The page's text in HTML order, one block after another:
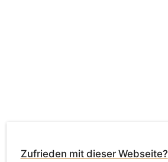
Zufrieden mit dieser Webseite?